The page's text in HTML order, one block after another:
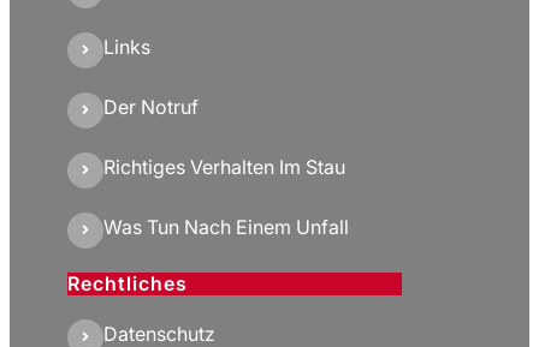
Links
Der Notruf
Richtiges Verhalten Im Stau
Was Tun Nach Einem Unfall
Rechtliches
Datenschutz